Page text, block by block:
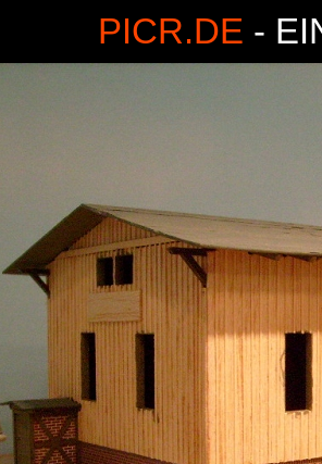
PICR.DE -